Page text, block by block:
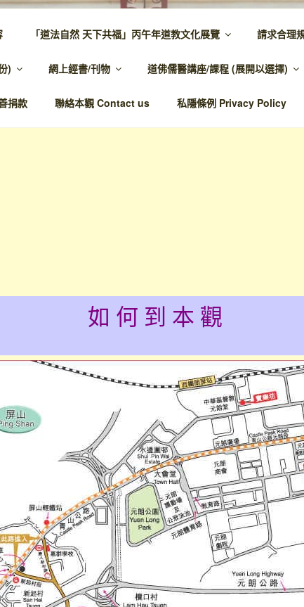
主網頁
，代天宣化，百業昌興
「道法自然 天下共福」丙午年道教文化展覽 請求合理
) 網上經書/刊物 道佛儒醫講座/課程 (展開以選擇)
捐款 聯絡本觀 Contact us 私隱條例 Privacy Policy
如 何 到 本 觀